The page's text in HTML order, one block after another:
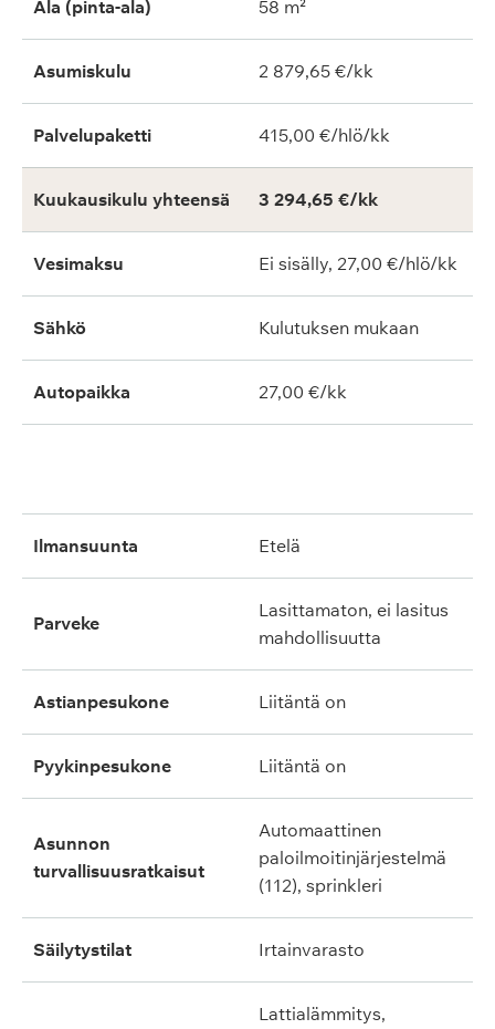
Ala (pinta-ala) 58 m²
Asumiskulu 2 879,65 €/kk
Palvelupaketti 415,00 €/hlö/kk
Kuukausikulu yhteensä 3 294,65 €/kk
Vesimaksu Ei sisälly, 27,00 €/hlö/kk
Sähkö Kulutuksen mukaan
Autopaikka 27,00 €/kk
ilmansuunta etelä
parveke
lasittamaton, ei lasitus
mahdollisuutta
astianpesukone liitäntä on
pyykinpesukone liitäntä on
asunnon
turvallisuusratkaisut
automaattinen
paloilmoitinjärjestelmä
(112), sprinkleri
säilytystilat irtainvarasto
lattialämmitys,